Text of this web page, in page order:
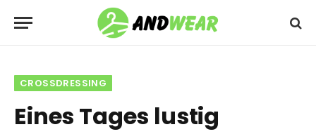
CROSSDRESSING
Eines Tages lustig